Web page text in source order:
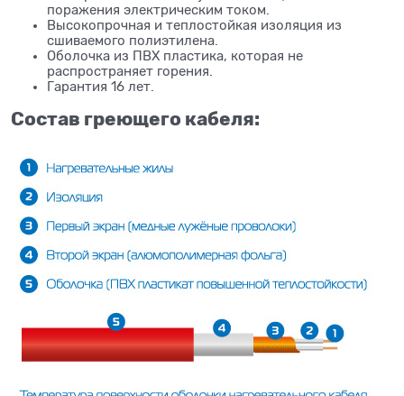
поражения электрическим током.
Высокопрочная и теплостойкая изоляция из
сшиваемого полиэтилена.
Оболочка из ПВХ пластика, которая не
распространяет горения.
Гарантия 16 лет.
Состав греющего кабеля: